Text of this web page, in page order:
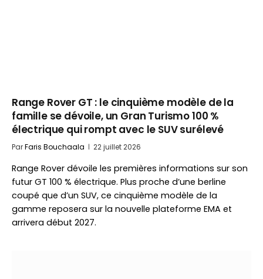
Range Rover GT : le cinquième modèle de la
famille se dévoile, un Gran Turismo 100 %
électrique qui rompt avec le SUV surélevé
ParFaris Bouchaala 22 juillet 2026
Range Rover dévoile les premières informations sur son
futur GT 100 % électrique. Plus proche d’une berline
coupé que d’un SUV, ce cinquième modèle de la
gamme reposera sur la nouvelle plateforme EMA et
arrivera début 2027.